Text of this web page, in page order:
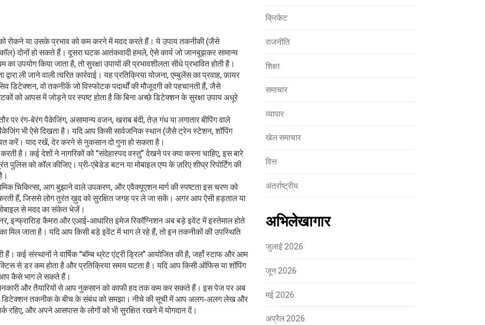
रोकने या उसके प्रभाव को कम करने में मदद करते हैं। ये उपाय तकनीकी (जैसे
दोनों हो सकते हैं। दूसरा घटकआतंकवादी हमले, ऐसे कार्य जो जानबूझकर सामान्य
किया जाता है, तो सुरक्षा उपायों की प्रभावशीलता सीधे प्रभावित होती है।
ली जाने वाली त्वरित कार्रवाई । यह प्रतिक्रिया योजना, एम्बुलेंस का प्रवाह, फ़ायर
डिटेक्शन, वो तकनीकें जो विस्फोटक पदार्थों की मौजूदगी को पहचानती हैं, जैसे
को आपस में जोड़ने पर स्पष्ट होता है कि बिना अच्छे डिटेक्शन के सुरक्षा उपाय अधूरे
रंग‑बेरंग पैकेजिंग, असामान्य वजन, खराब बंदी, तेज़ गंध या लगातार बीपिंग वाले
भी ऐसे दिखता है। यदि आप किसी सार्वजनिक स्थान (जैसे ट्रेन स्टेशन, शॉपिंग
करें। याद रखें, देर करने से नुकसान दो गुना हो सकता है।
है। कई देशों ने नागरिकों को “संदेहास्पद वस्तु” देखने पर क्या करना चाहिए, इस बारे
को कॉल कीजिए। प्री‑एंबेडेड बटन या मोबाइल एप्प के ज़रिए शीघ्र रिपोर्टिंग की
चिकित्सा, आग बुझाने वाले उपकरण, और एवैक्यूएशन मार्ग की स्पष्टता इस चरण को
हैं, जिससे लोग तुरंत ख़ुद को सुरक्षित जगह पर ले जा सकें। अगर आप ऐसी हड़ताल या
से मदद का संकेत भेजें।
इन्फ्रारािड कैमरा और एआई‑आधारित इमेज रिकॉग्निशन अब बड़े इवेंट में इस्तेमाल होते
मिल जाता है। यदि आप किसी बड़े इवेंट में भाग ले रहे हैं, तो इन तकनीकों की उपस्थिति
हैं। कई संस्थानों ने वार्षिक “बॉम्ब थ्रेट एंट्री ड्रिल” आयोजित की है, जहाँ स्टाफ और आम
से डर कम होता है और प्रतिक्रिया समय घटता है। यदि आप किसी ऑफिस या शॉपिंग
आप कैसे भाग ले सकते हैं।
और तैयारियों से आप नुकसान को काफी हद तक कम कर सकते हैं। इस पेज पर अब
डिटेक्शन तकनीक के बीच के संबंध को समझा। नीचे की सूची में आप अलग‑अलग लेख और
रहिए, और अपने आसपास के लोगों को भी सुरक्षित रखने में योगदान दें।
क्रिकेट
राजनीति
शिक्षा
समाचार
व्यापार
खेल समाचार
वित्त
अंतर्राष्ट्रीय
अभिलेखागार
जुलाई 2026
जून 2026
मई 2026
अप्रैल 2026